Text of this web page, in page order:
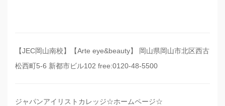
【JEC岡山南校】【Arte eye&beauty】 岡山県岡山市北区西古
松西町5-6 新都市ビル102 free:0120-48-5500
ジャパンアイリストカレッジ☆ホームページ☆